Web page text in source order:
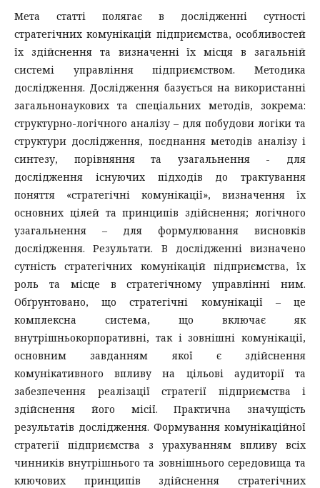
Мета статті полягає в дослідженні сутності
стратегічних комунікацій підприємства, особливостей
їх здійснення та визначенні їх місця в загальній
системі управління підприємством. Методика
дослідження. Дослідження базується на використанні
загальнонаукових та спеціальних методів, зокрема:
структурно-логічного аналізу – для побудови логіки та
структури дослідження, поєднання методів аналізу і
синтезу, порівняння та узагальнення - для
дослідження існуючих підходів до трактування
поняття «стратегічні комунікації», визначення їх
основних цілей та принципів здійснення; логічного
узагальнення – для формулювання висновків
дослідження. Результати. В дослідженні визначено
сутність стратегічних комунікацій підприємства, їх
роль та місце в стратегічному управлінні ним.
Обґрунтовано, що стратегічні комунікації – це
комплексна система, що включає як
внутрішньокорпоративні, так і зовнішні комунікації,
основним завданням якої є здійснення
комунікативного впливу на цільові аудиторії та
забезпечення реалізації стратегії підприємства і
здійснення його місії. Практична значущість
результатів дослідження. Формування комунікаційної
стратегії підприємства з урахуванням впливу всіх
чинників внутрішнього та зовнішнього середовища та
ключових принципів здійснення стратегічних